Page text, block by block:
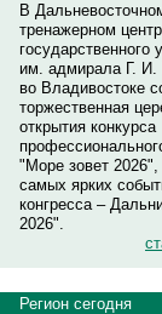
В
тренажерном
государственного
им. адмирала Г. И.
во Владивостоке
торжественная
открытия конкурса
"Море зовет 2026",
самых ярких
конгресса –
2026".
Регион сегодня